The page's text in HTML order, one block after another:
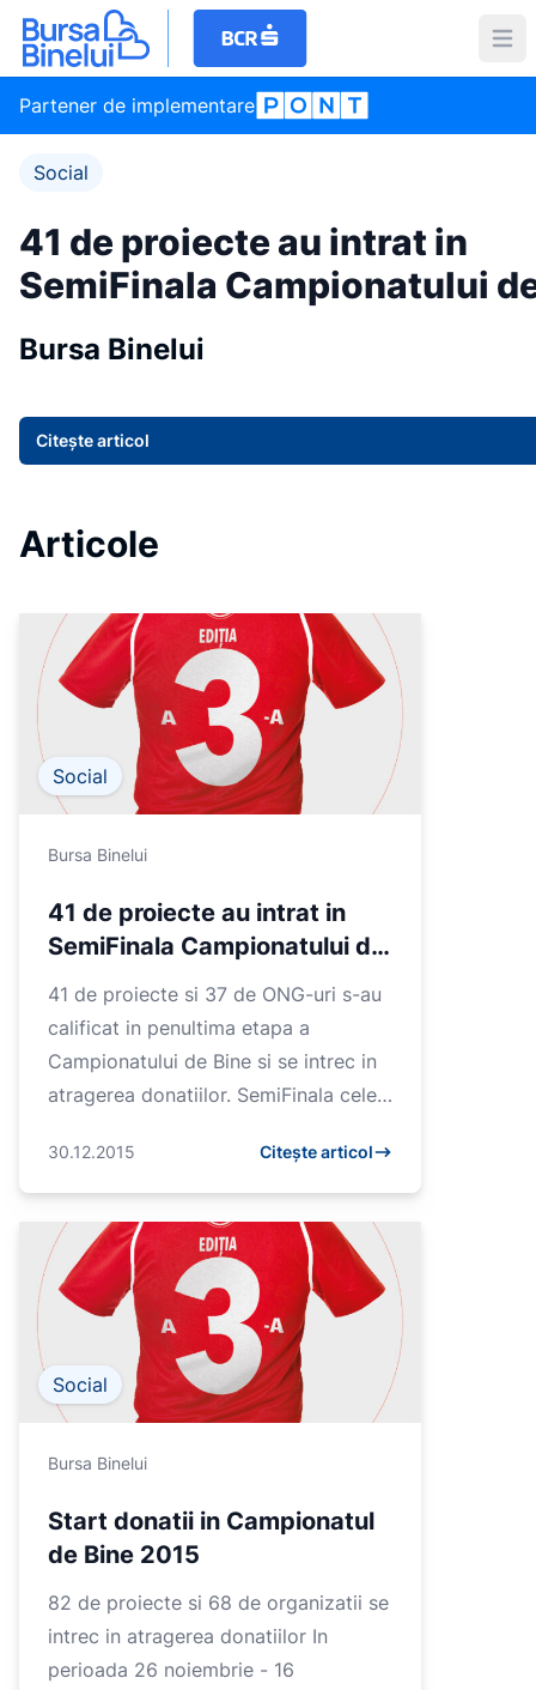
Partener de implementare
Social
41 de proiecte au intrat in
SemiFinala Campionatului
Bursa Binelui
Citește articol
Articole
Social
Bursa Binelui
41 de proiecte au intrat in
SemiFinala Campionatului de
Bine
41 de proiecte si 37 de ONG-uri s-au
calificat in penultima etapa a
Campionatului de Bine si se intrec in
atragerea donatiilor. SemiFinala celei
Bine se va desfasu...
30.12.2015 Citește articol
Social
Bursa Binelui
Start donatii in Campionatul
de Bine 2015
82 de proiecte si 68 de organizatii se
intrec in atragerea donatiilor In
perioada 26 noiembrie - 16